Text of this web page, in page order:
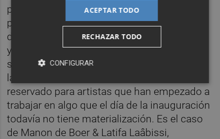
pueden garantizar la condiciones que
permiten ausentarse del pragmatismo o
desorientarse. Tiras de cinta adhesiva negra
y cartelas en las que pone “en preparación”
señalan algunos vacíos con los que arranca
la exposición. Corresponden al espacio
reservado para artistas que han empezado a
trabajar en algo que el día de la inauguración
todavía no tiene materialización. Es el caso
de Manon de Boer & Latifa Laâbissi,
ACEPTAR TODO
RECHAZAR TODO
CONFIGURAR